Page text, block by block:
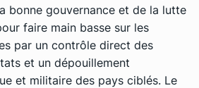
bonne gouvernance et de la lutte
faire main basse sur les
par un contrôle direct des
et un dépouillement
et militaire des pays ciblés. Le